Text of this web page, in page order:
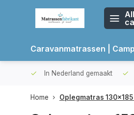
Caravanmatrassen |
In Nederland gemaakt
Home Oplegmatras